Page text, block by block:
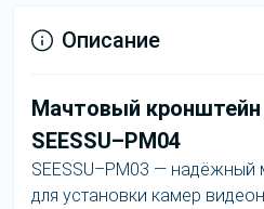
Описание
Мачтовый
SEESSU–PM04
SEESSU–PM03 — надёжный
для установки камер